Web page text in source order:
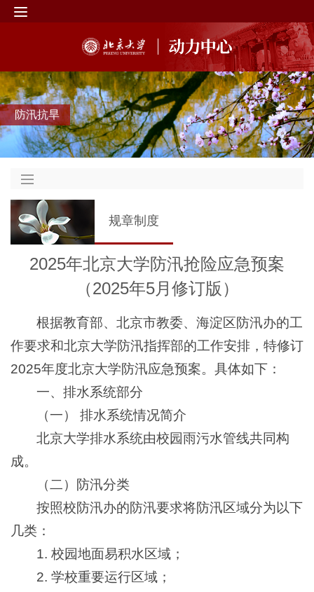
防汛抗旱
规章制度
2025年北京大学防汛抢险应急预案
（2025年5月修订版）
根据教育部、北京市教委、海淀区防汛办的工
作要求和北京大学防汛指挥部的工作安排，特修订
2025年度北京大学防汛应急预案。具体如下：
一、排水系统部分
（一） 排水系统情况简介
北京大学排水系统由校园雨污水管线共同构
成。
（二）防汛分类
按照校防汛办的防汛要求将防汛区域分为以下
几类：
1. 校园地面易积水区域；
2. 学校重要运行区域；